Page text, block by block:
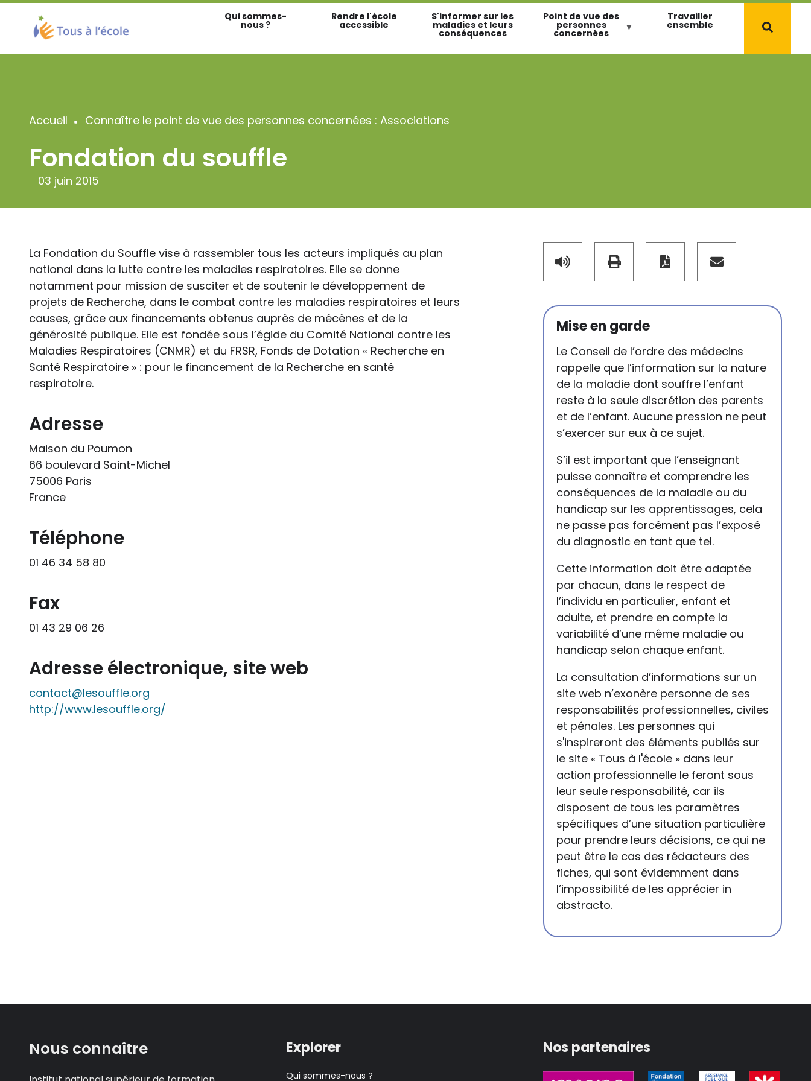
Aller
contenu
principal
Qui sommes-
nous ?
Rendre l'école
accessible
S'informer sur les
maladies et leurs
conséquences
Point de vue des
personnes
concernées
Travailler
ensemble
Fil
d'Ariane
Accueil Connaître le point de vue des personnes concernées : Associations
Fondation du souffle
03 juin 2015
Mise en garde
Le Conseil de l’ordre des médecins
rappelle que l’information sur la nature
de la maladie dont souffre l’enfant
reste à la seule discrétion des parents
et de l’enfant. Aucune pression ne peut
s’exercer sur eux à ce sujet.
S’il est important que l’enseignant
puisse connaître et comprendre les
conséquences de la maladie ou du
handicap sur les apprentissages, cela
ne passe pas forcément pas l’exposé
du diagnostic en tant que tel.
Cette information doit être adaptée
par chacun, dans le respect de
l’individu en particulier, enfant et
adulte, et prendre en compte la
variabilité d’une même maladie ou
handicap selon chaque enfant.
La consultation d’informations sur un
site web n’exonère personne de ses
responsabilités professionnelles, civiles
et pénales. Les personnes qui
s'inspireront des éléments publiés sur
le site « Tous à l'école » dans leur
action professionnelle le feront sous
leur seule responsabilité, car ils
disposent de tous les paramètres
spécifiques d’une situation particulière
pour prendre leurs décisions, ce qui ne
peut être le cas des rédacteurs des
fiches, qui sont évidemment dans
l’impossibilité de les apprécier in
abstracto.
La Fondation du Souffle vise à rassembler tous les acteurs impliqués au plan
national dans la lutte contre les maladies respiratoires. Elle se donne
notamment pour mission de susciter et de soutenir le développement de
projets de Recherche, dans le combat contre les maladies respiratoires et leurs
causes, grâce aux financements obtenus auprès de mécènes et de la
générosité publique. Elle est fondée sous l’égide du Comité National contre les
Maladies Respiratoires (CNMR) et du FRSR, Fonds de Dotation « Recherche en
Santé Respiratoire » : pour le financement de la Recherche en santé
respiratoire.
Adresse
Maison du Poumon
66 boulevard Saint-Michel
75006 Paris
France
Téléphone
01 46 34 58 80
Fax
01 43 29 06 26
Adresse électronique, site web
contact@lesouffle.org
http://www.lesouffle.org/
Nous connaître Explorer
Qui sommes-nous ?
Nos partenaires